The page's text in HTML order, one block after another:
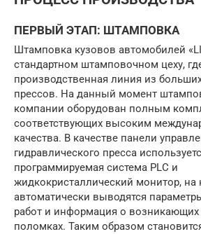
ПЕРВЫЙ ЭТАП: ШТАМПОВКА
Штамповка кузовов автомобилей
стандартном штамповочном цеху,
производственная линия из
прессов. На данный момент
компании оборудован полным
соответствующих высоким
качества. В качестве панели
гидравлического пресса
программируемая система PLC и
жидкокристаллический монитор, на
автоматически выводятся
работ и информация о возникающих
поломках. Таким образом